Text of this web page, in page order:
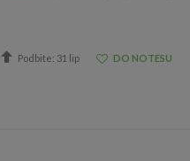
Podbite: 31 lip DO NOTESU